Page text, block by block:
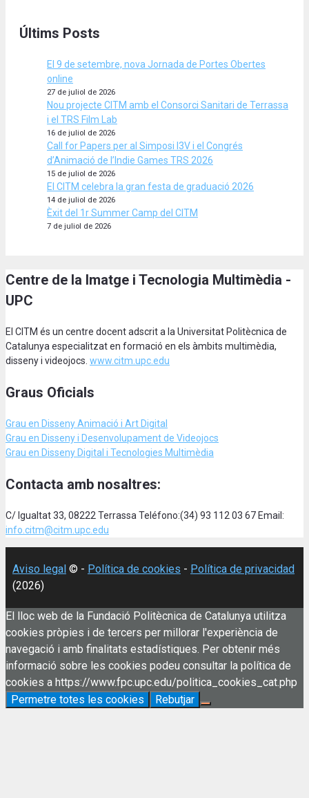
Últims Posts
El 9 de setembre, nova Jornada de Portes Obertes
online
27 de juliol de 2026
Nou projecte CITM amb el Consorci Sanitari de Terrassa
i el TRS Film Lab
16 de juliol de 2026
Call for Papers per al Simposi I3V i el Congrés
d’Animació de l’Indie Games TRS 2026
15 de juliol de 2026
El CITM celebra la gran festa de graduació 2026
14 de juliol de 2026
Èxit del 1r Summer Camp del CITM
7 de juliol de 2026
Centre de la Imatge i Tecnologia Multimèdia -
UPC
El CITM és un centre docent adscrit a la Universitat Politècnica de
Catalunya especialitzat en formació en els àmbits multimèdia,
disseny i videojocs. www.citm.upc.edu
Graus Oficials
Grau en Disseny Animació i Art Digital
Grau en Disseny i Desenvolupament de Videojocs
Grau en Disseny Digital i Tecnologies Multimèdia
Contacta amb nosaltres:
C/ Igualtat 33, 08222 Terrassa Teléfono:(34) 93 112 03 67 Email:
info.citm@citm.upc.edu
Aviso legal © - Política de cookies - Política de privacidad
(2026)
El lloc web de la Fundació Politècnica de Catalunya utilitza
cookies pròpies i de tercers per millorar l'experiència de
navegació i amb finalitats estadístiques. Per obtenir més
informació sobre les cookies podeu consultar la política de
cookies a https://www.fpc.upc.edu/politica_cookies_cat.php
Permetre totes les cookies
Rebutjar